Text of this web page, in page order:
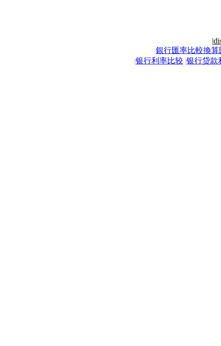
|
銀行匯率比較換算
|银行利率比较 |银行贷款